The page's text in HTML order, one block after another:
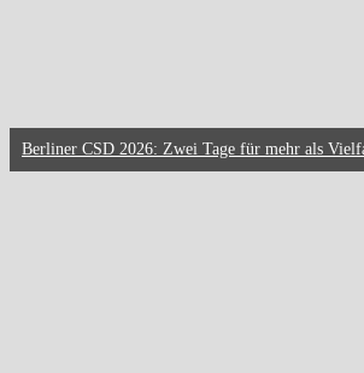
Berliner CSD 2026: Zwei Tage für mehr als